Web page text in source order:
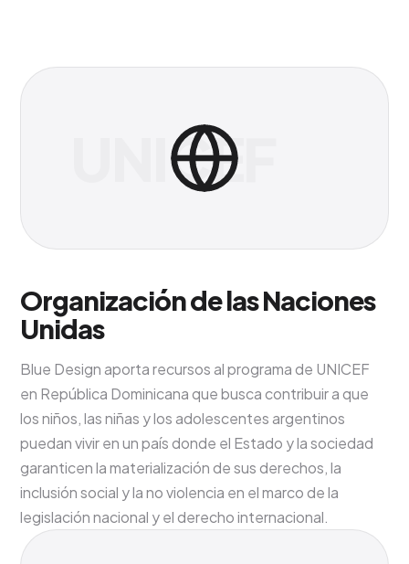
UNICEF
Organización de las Naciones
Unidas
Blue Design aporta recursos al programa de UNICEF
en República Dominicana que busca contribuir a que
los niños, las niñas y los adolescentes argentinos
puedan vivir en un país donde el Estado y la sociedad
garanticen la materialización de sus derechos, la
inclusión social y la no violencia en el marco de la
legislación nacional y el derecho internacional.